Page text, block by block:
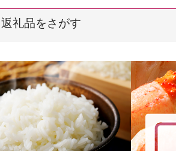
返礼品をさがす